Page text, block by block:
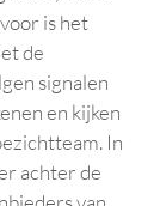
is het
de
signalen
en kijken
In
achter de